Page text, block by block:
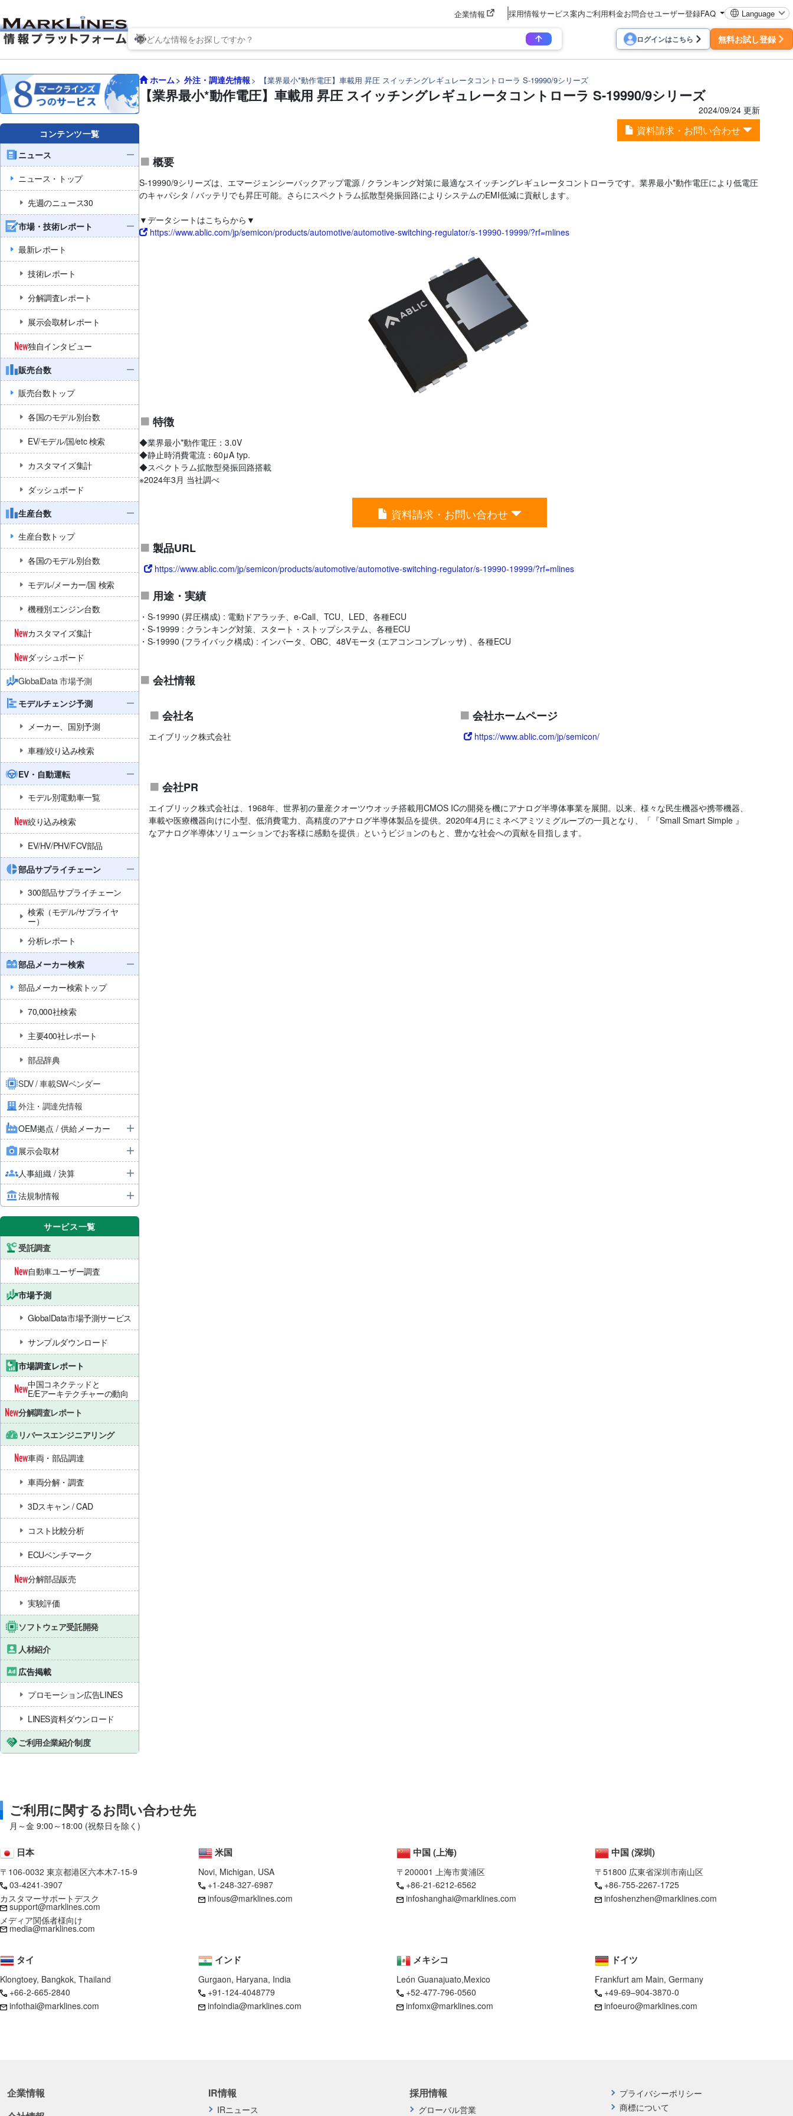
企業情報 採用情報サービス案内 ご利用料金お問合せユーザー登録FAQ Language
ログインはこちら 無料お試し登録
コンテンツ一覧
ニュース
ニュース・トップ
先週のニュース30
市場・技術レポート
最新レポート
技術レポート
分解調査レポート
展示会取材レポート
独自インタビュー
販売台数
販売台数トップ
各国のモデル別台数
EV/モデル/国/etc 検索
カスタマイズ集計
ダッシュボード
生産台数
生産台数トップ
各国のモデル別台数
モデル/メーカー/国 検索
機種別エンジン台数
カスタマイズ集計
ダッシュボード
GlobalData 市場予測
モデルチェンジ予測
メーカー、国別予測
車種/絞り込み検索
EV・自動運転
モデル別電動車一覧
絞り込み検索
EV/HV/PHV/FCV部品
部品サプライチェーン
300部品サプライチェーン
検索（モデル/サプライヤ
ー）
分析レポート
部品メーカー検索
部品メーカー検索トップ
70,000社検索
主要400社レポート
部品辞典
SDV / 車載SWベンダー
外注・調達先情報
OEM拠点 / 供給メーカー
展示会取材
人事組織 / 決算
法規制情報
サービス一覧
受託調査
自動車ユーザー調査
市場予測
GlobalData市場予測サービス
サンプルダウンロード
市場調査レポート
中国コネクテッドと
E/Eアーキテクチャーの動向
分解調査レポート
リバースエンジニアリング
車両・部品調達
車両分解・調査
3Dスキャン / CAD
コスト比較分析
ECUベンチマーク
分解部品販売
実験評価
ソフトウェア受託開発
人材紹介
広告掲載
プロモーション広告LINES
LINES資料ダウンロード
ご利用企業紹介制度
ホーム 外注・調達先情報 【業界最小*動作電圧】車載用 昇圧 スイッチングレギュレータコントローラ S-19990/9シリーズ
【業界最小*動作電圧】車載用 昇圧 スイッチングレギュレータコントローラ S-19990/9シリーズ
2024/09/24 更新
資料請求・お問い合わせ
概要
S-19990/9シリーズは、エマージェンシーバックアップ電源 / クランキング対策に最適なスイッチングレギュレータコントローラです。業界最小*動作電圧により低電圧
のキャパシタ / バッテリでも昇圧可能。さらにスペクトラム拡散型発振回路によりシステムのEMI低減に貢献します。
▼データシートはこちらから▼
https://www.ablic.com/jp/semicon/products/automotive/automotive-switching-regulator/s-19990-19999/?rf=mlines
特徴
◆業界最小*動作電圧：3.0V
◆静止時消費電流：60μA typ.
◆スペクトラム拡散型発振回路搭載
※2024年3月 当社調べ
資料請求・お問い合わせ
製品URL
https://www.ablic.com/jp/semicon/products/automotive/automotive-switching-regulator/s-19990-19999/?rf=mlines
用途・実績
・S-19990 (昇圧構成) : 電動ドアラッチ、e-Call、TCU、LED、各種ECU
・S-19999 : クランキング対策、スタート・ストップシステム、各種ECU
・S-19990 (フライバック構成) : インバータ、OBC、48Vモータ (エアコンコンプレッサ) 、各種ECU
会社情報
会社名
エイブリック株式会社
会社ホームページ
https://www.ablic.com/jp/semicon/
会社PR
エイブリック株式会社は、1968年、世界初の量産クオーツウオッチ搭載用CMOS ICの開発を機にアナログ半導体事業を展開。以来、様々な民生機器や携帯機器、
車載や医療機器向けに小型、低消費電力、高精度のアナログ半導体製品を提供。2020年4月にミネベアミツミグループの一員となり、「『Small Smart Simple 』
なアナログ半導体ソリューションでお客様に感動を提供」というビジョンのもと、豊かな社会への貢献を目指します。
ご利用に関するお問い合わせ先
月～金 9:00～18:00 (祝祭日を除く)
日本
〒106-0032 東京都港区六本木7-15-9
03-4241-3907
カスタマーサポートデスク
support@marklines.com
メディア関係者様向け
media@marklines.com
米国
Novi, Michigan, USA
+1-248-327-6987
infous@marklines.com
メキシコ
León Guanajuato,Mexico
+52-477-796-0560
infomx@marklines.com
ドイツ
Frankfurt am Main, Germany
+49-69–904-3870-0
infoeuro@marklines.com
中国 (上海)
〒200001 上海市黄浦区
+86-21-6212-6562
infoshanghai@marklines.com
中国 (深圳)
〒51800 広東省深圳市南山区
+86-755-2267-1725
infoshenzhen@marklines.com
タイ
Klongtoey, Bangkok, Thailand
+66-2-665-2840
infothai@marklines.com
インド
Gurgaon, Haryana, India
+91-124-4048779
infoindia@marklines.com
企業情報
プライバシーポリシー
商標について
採用情報
グローバル営業
IR情報
IRニュース